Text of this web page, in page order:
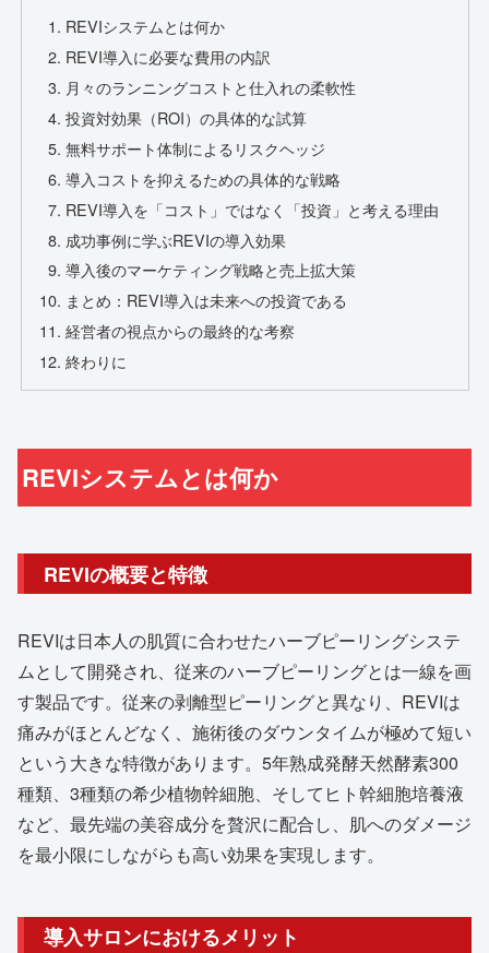
REVIシステムとは何か
REVI導入に必要な費用の内訳
月々のランニングコストと仕入れの柔軟性
投資対効果（ROI）の具体的な試算
無料サポート体制によるリスクヘッジ
導入コストを抑えるための具体的な戦略
REVI導入を「コスト」ではなく「投資」と考える理由
成功事例に学ぶREVIの導入効果
導入後のマーケティング戦略と売上拡大策
まとめ：REVI導入は未来への投資である
経営者の視点からの最終的な考察
終わりに
REVIシステムとは何か
REVIの概要と特徴
REVIは日本人の肌質に合わせたハーブピーリングシステ
ムとして開発され、従来のハーブピーリングとは一線を画
す製品です。従来の剥離型ピーリングと異なり、REVIは
痛みがほとんどなく、施術後のダウンタイムが極めて短い
という大きな特徴があります。5年熟成発酵天然酵素300
種類、3種類の希少植物幹細胞、そしてヒト幹細胞培養液
など、最先端の美容成分を贅沢に配合し、肌へのダメージ
を最小限にしながらも高い効果を実現します。
導入サロンにおけるメリット